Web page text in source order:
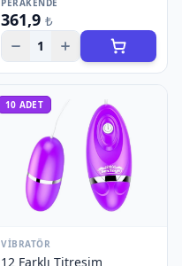
PERAKENDE
361,9 ₺
1
10 ADET
VIBRATÖR
12 Farklı Titreşim